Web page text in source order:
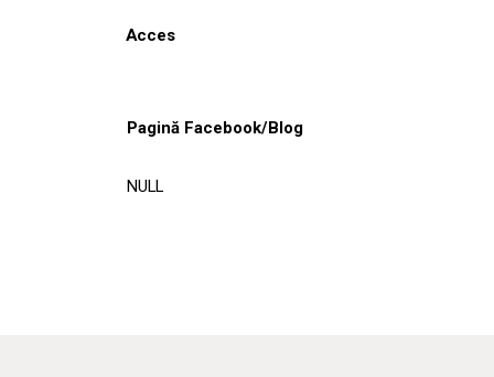
Acces
Pagină Facebook/Blog
NULL